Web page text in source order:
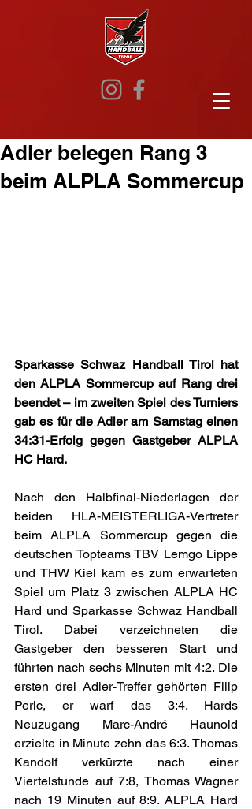
Adler belegen Rang 3
beim ALPLA Sommercup
Sparkasse Schwaz Handball Tirol hat
den ALPLA Sommercup auf Rang drei
beendet – im zweiten Spiel des Turniers
gab es für die Adler am Samstag einen
34:31-Erfolg gegen Gastgeber ALPLA
HC Hard.
Nach den Halbfinal-Niederlagen der
beiden HLA-MEISTERLIGA-Vertreter
beim ALPLA Sommercup gegen die
deutschen Topteams TBV Lemgo Lippe
und THW Kiel kam es zum erwarteten
Spiel um Platz 3 zwischen ALPLA HC
Hard und Sparkasse Schwaz Handball
Tirol. Dabei verzeichneten die
Gastgeber den besseren Start und
führten nach sechs Minuten mit 4:2. Die
ersten drei Adler-Treffer gehörten Filip
Peric, er warf das 3:4. Hards
Neuzugang Marc-André Haunold
erzielte in Minute zehn das 6:3. Thomas
Kandolf verkürzte nach einer
Viertelstunde auf 7:8, Thomas Wagner
nach 19 Minuten auf 8:9. ALPLA Hard